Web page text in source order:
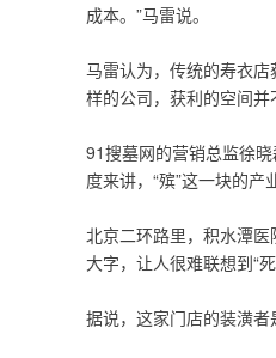
成本。”马雷说。
马雷认为，传统的寿衣
样的公司，获利的空间并
91搜墓网的营销总监徐
度来讲，“殡”这一块的
北京二环路里，积水潭
大字，让人很难联想到“
据说，这家门店的装潢者